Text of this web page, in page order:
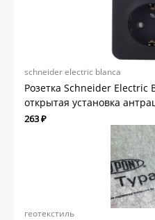
schneider electric blanca
Розетка Schneider Electric
открытая установка
шторками
263 ₽
геотекстиль